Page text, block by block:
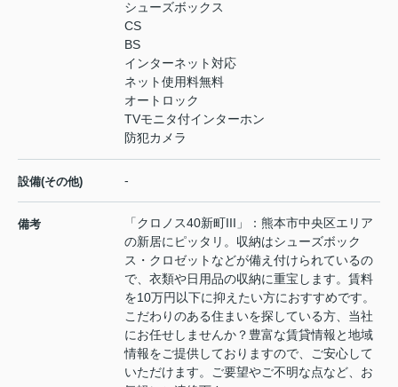
シューズボックス
CS
BS
インターネット対応
ネット使用料無料
オートロック
TVモニタ付インターホン
防犯カメラ
設備(その他) -
備考
「クロノス40新町III」：熊本市中央区エリア
の新居にピッタリ。収納はシューズボック
ス・クロゼットなどが備え付けられているの
で、衣類や日用品の収納に重宝します。賃料
を10万円以下に抑えたい方におすすめです。
こだわりのある住まいを探している方、当社
にお任せしませんか？豊富な賃貸情報と地域
情報をご提供しておりますので、ご安心して
いただけます。ご要望やご不明な点など、お